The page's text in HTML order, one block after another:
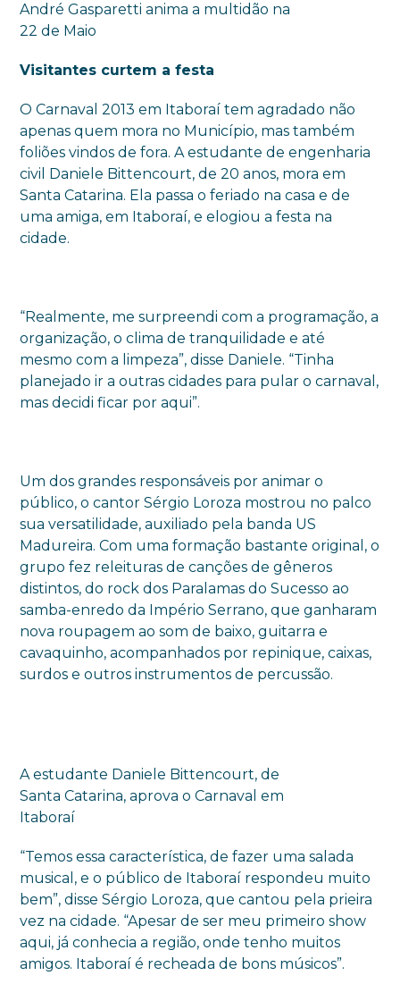
André Gasparetti anima a multidão na
22 de Maio
Visitantes curtem a festa
O Carnaval 2013 em Itaboraí tem agradado não
apenas quem mora no Município, mas também
foliões vindos de fora. A estudante de engenharia
civil Daniele Bittencourt, de 20 anos, mora em
Santa Catarina. Ela passa o feriado na casa e de
uma amiga, em Itaboraí, e elogiou a festa na
cidade.
“Realmente, me surpreendi com a programação, a
organização, o clima de tranquilidade e até
mesmo com a limpeza”, disse Daniele. “Tinha
planejado ir a outras cidades para pular o carnaval,
mas decidi ficar por aqui”.
Um dos grandes responsáveis por animar o
público, o cantor Sérgio Loroza mostrou no palco
sua versatilidade, auxiliado pela banda US
Madureira. Com uma formação bastante original, o
grupo fez releituras de canções de gêneros
distintos, do rock dos Paralamas do Sucesso ao
samba-enredo da Império Serrano, que ganharam
nova roupagem ao som de baixo, guitarra e
cavaquinho, acompanhados por repinique, caixas,
surdos e outros instrumentos de percussão.
A estudante Daniele Bittencourt, de
Santa Catarina, aprova o Carnaval em
Itaboraí
“Temos essa característica, de fazer uma salada
musical, e o público de Itaboraí respondeu muito
bem”, disse Sérgio Loroza, que cantou pela prieira
vez na cidade. “Apesar de ser meu primeiro show
aqui, já conhecia a região, onde tenho muitos
amigos. Itaboraí é recheada de bons músicos”.